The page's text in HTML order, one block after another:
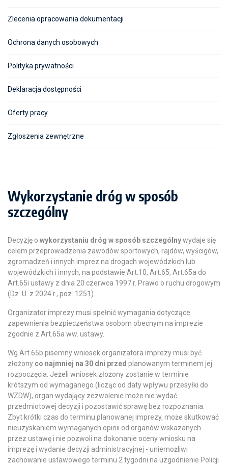
Zlecenia opracowania dokumentacji
Ochrona danych osobowych
Polityka prywatności
Deklaracja dostępności
Oferty pracy
Zgłoszenia zewnętrzne
Wykorzystanie dróg w sposób
szczególny
Decyzję o wykorzystaniu dróg w sposób szczególnywydaje się
celem przeprowadzenia zawodów sportowych, rajdów, wyścigów,
zgromadzeń i innych imprez na drogach wojewódzkich lub
wojewódzkich i innych, na podstawie Art.10, Art.65, Art.65a do
Art.65i ustawy z dnia 20 czerwca 1997 r. Prawo o ruchu drogowym
(Dz. U. z 2024 r., poz. 1251).
Organizator imprezy musi spełnić wymagania dotyczące
zapewnienia bezpieczeństwa osobom obecnym na imprezie
zgodnie z Art.65a ww. ustawy.
Wg Art.65b pisemny wniosek organizatora imprezy musi być
złożony co najmniej na 30 dni przed planowanym terminem jej
rozpoczęcia. Jeżeli wniosek złożony zostanie w terminie
krótszym od wymaganego (licząc od daty wpływu przesyłki do
WZDW), organ wydający zezwolenie może nie wydać
przedmiotowej decyzji i pozostawić sprawę bez rozpoznania.
Zbyt krótki czas do terminu planowanej imprezy, może skutkować
nieuzyskaniem wymaganych opinii od organów wskazanych
przez ustawę i nie pozwoli na dokonanie oceny wniosku na
imprezę i wydanie decyzji administracyjnej - uniemożliwi
zachowanie ustawowego terminu 2 tygodni na uzgodnienie Policji